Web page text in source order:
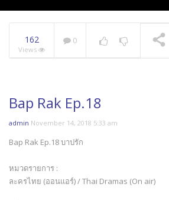
162
Views
0
Bap Rak Ep.18
admin November 14, 2018 5:33 am
Bap Rak Ep.18 บาปรัก
หมวดรายการ :
ละครไทย (ออนแอร์) / Thai Dramas (On air)